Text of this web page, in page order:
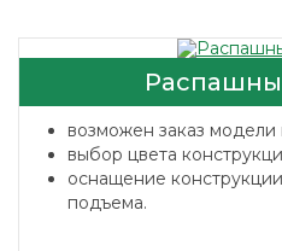
возможен заказ модели
выбор цвета
оснащение
подъема.